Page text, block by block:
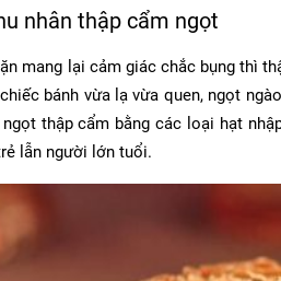
nhân thập cẩm ngọt
mang lại cảm giác chắc bụng thì
bánh vừa lạ vừa quen, ngọt
ngọt thập cẩm bằng các loại hạt
lẫn người lớn tuổi.